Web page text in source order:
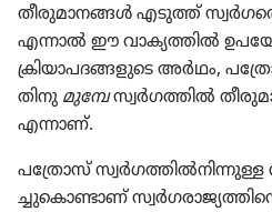
തീരു​മാ​ന​ങ്ങൾ എടുത്ത്‌
എന്നാൽ ഈ വാക്യ​ത്തിൽ
ക്രിയാ​പ​ദ​ങ്ങ​ളു​ടെ അർഥം,
തി​നു മുമ്പേസ്വർഗ​ത്തിൽ
എന്നാണ്‌.
പത്രോസ്‌
ച്ചു​കൊ​ണ്ടാണ്‌